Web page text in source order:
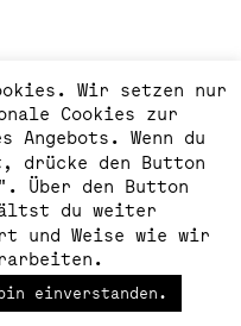
Wir setzen nur
Cookies zur
Angebots. Wenn du
drücke den Button
Über den Button
du weiter
und Weise wie wir
einverstanden.